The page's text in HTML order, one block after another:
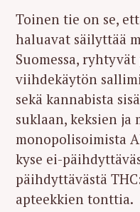
Toinen tie on se,
haluavat säilyttää
Suomessa,
viihdekäytön
sekä kannabista
suklaan, keksien
monopolisoimista
kyse ei-
päihdyttävästä
apteekkien tonttia.